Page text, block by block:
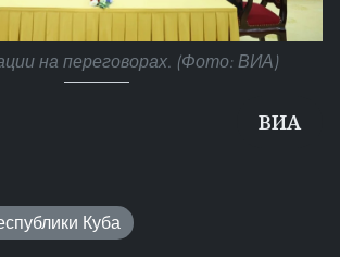
на переговорах. (Фото: ВИА)
ВИА
Куба